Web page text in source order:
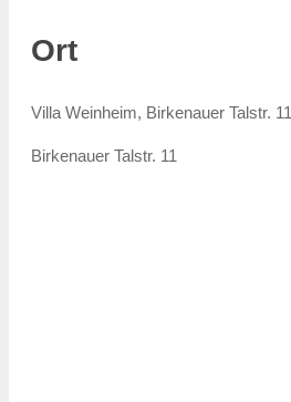
Ort
Villa Weinheim, Birkenauer Talstr. 11
Birkenauer Talstr. 11